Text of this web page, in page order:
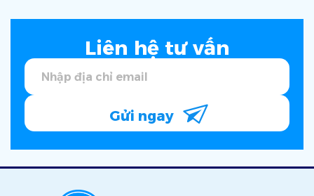
Liên hệ tư vấn
Gửi ngay